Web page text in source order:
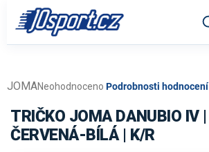
obsah
Průměrné
produktu
je
0,0
Neohodnoceno Podrobnosti hodnocení
JOMA
TRIČKO JOMA DANUBIO IV |
ČERVENÁ-BÍLÁ | K/R